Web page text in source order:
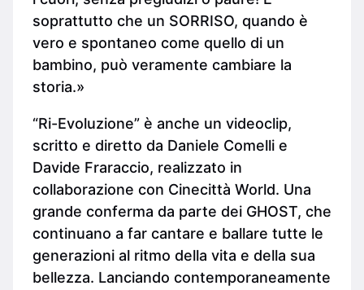
soprattutto che un SORRISO, quando è
vero e spontaneo come quello di un
bambino, può veramente cambiare la
storia.»
“Ri-Evoluzione” è anche un videoclip,
scritto e diretto da Daniele Comelli e
Davide Fraraccio, realizzato in
collaborazione con Cinecittà World. Una
grande conferma da parte dei GHOST, che
continuano a far cantare e ballare tutte le
generazioni al ritmo della vita e della sua
bellezza. Lanciando contemporaneamente